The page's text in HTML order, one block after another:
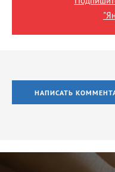
НАПИСАТЬ